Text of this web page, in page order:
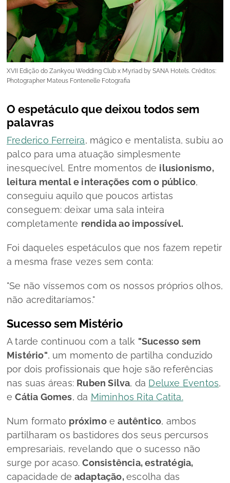
XVII Edição do Zankyou Wedding Club x Myriad by SANA Hotels. Créditos:
Photographer Mateus Fontenelle Fotografia
O espetáculo que deixou todos sem
palavras
Frederico Ferreira, mágico e mentalista, subiu ao
palco para uma atuação simplesmente
inesquecível. Entre momentos de ilusionismo,
leitura mental e interações com o público,
conseguiu aquilo que poucos artistas
conseguem: deixar uma sala inteira
completamente rendida ao impossível.
Foi daqueles espetáculos que nos fazem repetir
a mesma frase vezes sem conta:
"Se não víssemos com os nossos próprios olhos,
não acreditaríamos."
Sucesso sem Mistério
A tarde continuou com a talk "Sucesso sem
Mistério", um momento de partilha conduzido
por dois profissionais que hoje são referências
nas suas áreas: Ruben Silva, da Deluxe Eventos,
eCátia Gomes, da Miminhos Rita Catita.
Num formato próximoeautêntico, ambos
partilharam os bastidores dos seus percursos
empresariais, revelando que o sucesso não
surge por acaso.Consistência, estratégia,
capacidade de adaptação,escolha das